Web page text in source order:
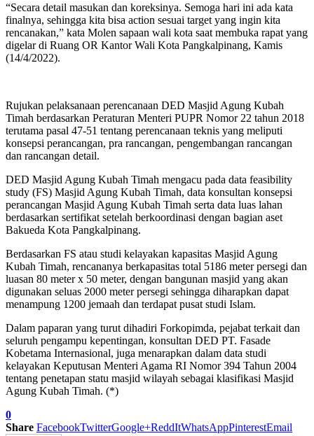
“Secara detail masukan dan koreksinya. Semoga hari ini ada kata
finalnya, sehingga kita bisa action sesuai target yang ingin kita
rencanakan,” kata Molen sapaan wali kota saat membuka rapat yang
digelar di Ruang OR Kantor Wali Kota Pangkalpinang, Kamis
(14/4/2022).
Rujukan pelaksanaan perencanaan DED Masjid Agung Kubah
Timah berdasarkan Peraturan Menteri PUPR Nomor 22 tahun 2018
terutama pasal 47-51 tentang perencanaan teknis yang meliputi
konsepsi perancangan, pra rancangan, pengembangan rancangan
dan rancangan detail.
DED Masjid Agung Kubah Timah mengacu pada data feasibility
study (FS) Masjid Agung Kubah Timah, data konsultan konsepsi
perancangan Masjid Agung Kubah Timah serta data luas lahan
berdasarkan sertifikat setelah berkoordinasi dengan bagian aset
Bakueda Kota Pangkalpinang.
Berdasarkan FS atau studi kelayakan kapasitas Masjid Agung
Kubah Timah, rencananya berkapasitas total 5186 meter persegi dan
luasan 80 meter x 50 meter, dengan bangunan masjid yang akan
digunakan seluas 2000 meter persegi sehingga diharapkan dapat
menampung 1200 jemaah dan terdapat pusat studi Islam.
Dalam paparan yang turut dihadiri Forkopimda, pejabat terkait dan
seluruh pengampu kepentingan, konsultan DED PT. Fasade
Kobetama Internasional, juga menarapkan dalam data studi
kelayakan Keputusan Menteri Agama RI Nomor 394 Tahun 2004
tentang penetapan statu masjid wilayah sebagai klasifikasi Masjid
Agung Kubah Timah. (*)
0
Share FacebookTwitterGoogle+ReddItWhatsAppPinterestEmail